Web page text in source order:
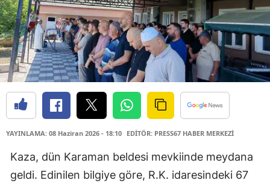
YAYINLAMA: 08 Haziran 2026 - 18:10 EDİTÖR: PRESS67 HABER MERKEZİ
Kaza, dün Karaman beldesi mevkiinde meydana
geldi. Edinilen bilgiye göre, R.K. idaresindeki 67